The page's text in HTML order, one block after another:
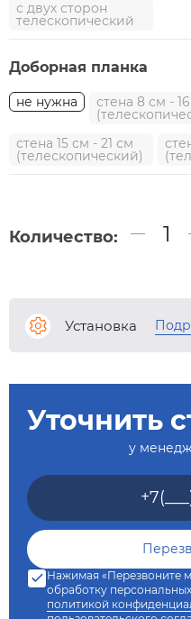
с двух сторон
телескопический
Доборная планка
не нужна стена 8 см -
стена 15 см - 21 см
(телескопический)
Количество:
Установка
Уточнить
у
Нажимая «Перезвоните
обработку
политикой